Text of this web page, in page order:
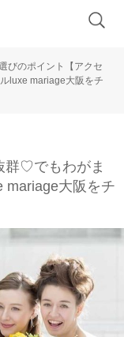
びのポイント【アクセ
luxe mariage大阪をチ
群♡でもわがま
mariage大阪をチ